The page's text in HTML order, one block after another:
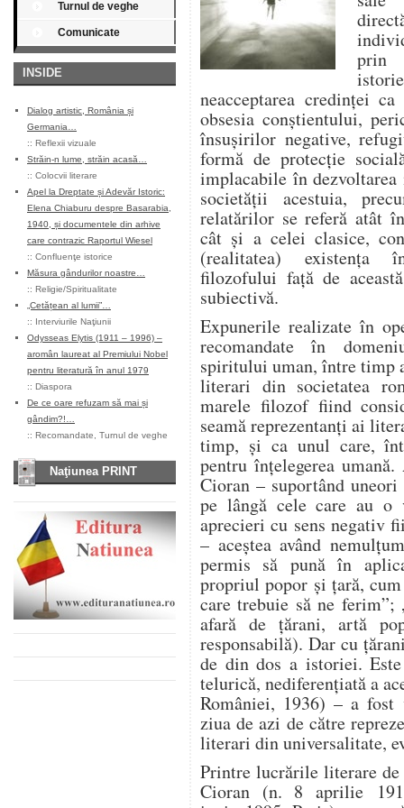
Turnul de veghe
Comunicate
INSIDE
Dialog artistic, România și
Germania…
:: Reflexii vizuale
Străin-n lume, străin acasă…
:: Colocvii literare
Apel la Dreptate și Adevăr Istoric:
Elena Chiaburu despre Basarabia,
1940, și documentele din arhive
care contrazic Raportul Wiesel
:: Confluenţe istorice
Măsura gândurilor noastre…
:: Religie/Spiritualitate
„Cetățean al lumii”…
:: Interviurile Naţiunii
Odysseas Elytis (1911 – 1996) –
aromân laureat al Premiului Nobel
pentru literatură în anul 1979
:: Diaspora
De ce oare refuzam să mai și
gândim?!…
:: Recomandate Turnul de veghe
Naţiunea PRINT
prin
neacceptarea credinței
obsesia conștientului,
însușirilor negative,
formă de protecție
implacabile în
societății acestuia,
relatărilor se referă atât
cât și a celei clasice,
(realitatea) existența
filozofului față de
subiectivă.
Expunerile realizate în
recomandate în
spiritului uman, între timp
literari din societatea
marele filozof fiind
seamă reprezentanți ai
timp, și ca unul care,
pentru înțelegerea
Cioran – suportând
pe lângă cele care au o
aprecieri cu sens negativ
– aceștea având
permis să pună în
propriul popor și țară,
care trebuie să ne
afară de ţărani, artă
responsabilă). Dar cu
de din dos a istoriei.
telurică, nediferenţiată a
României, 1936) – a
ziua de azi de către
literari din universalitate,
Printre lucrările literare
Cioran (n. 8 aprilie